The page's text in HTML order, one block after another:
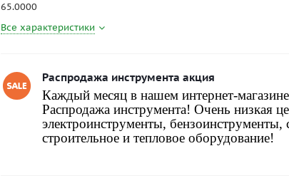
65.0000
Все характеристики
Распродажа инструмента акция
Каждый месяц в нашем интернет-
Распродажа инструмента! Очень низкая
электроинструменты, бензоинструменты,
строительное и тепловое оборудование!